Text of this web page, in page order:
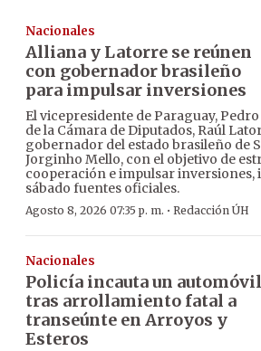
Nacionales
Alliana y Latorre se reúnen
con gobernador brasileño
para impulsar inversiones
El vicepresidente de Paraguay,
de la Cámara de Diputados, Raúl
gobernador del estado brasileño de
Jorginho Mello, con el objetivo de
cooperación e impulsar
sábado fuentes oficiales.
Agosto 8, 2026 07:35 p. m. · Redacción ÚH
Nacionales
Policía incauta un automóvil
tras arrollamiento fatal a
transeúnte en Arroyos y
Esteros